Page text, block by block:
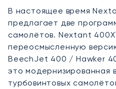
В настоящее время
предлагает две
самолётов. Nextant
переосмысленную
BeechJet 400 / Hawker
это модернизированная
турбовинтовых